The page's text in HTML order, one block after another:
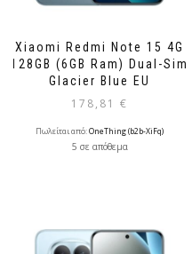
Xiaomi Redmi Note 15 4G
128GB (6GB Ram) Dual-Sim
Glacier Blue EU
178,81 €
Πωλείται από:OneThing (b2b-XiFq)
5 σε απόθεμα